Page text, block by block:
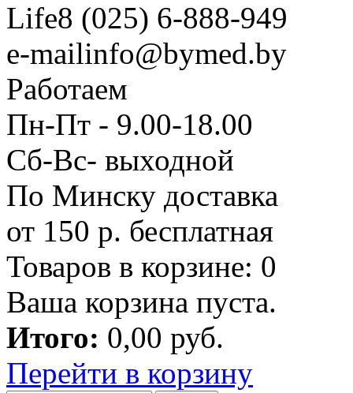
Life8 (025) 6-888-949
e-mailinfo@bymed.by
Работаем
Пн-Пт - 9.00-18.00
Сб-Вс- выходной
По Минску доставка
от 150 р. бесплатная
Товаров в корзине: 0
Ваша корзина пуста.
Итого: 0,00 руб.
Перейти в корзину